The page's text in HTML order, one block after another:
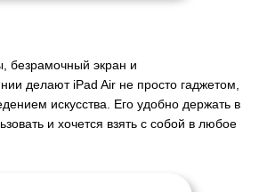
экран и
делают iPad Air не просто гаджетом,
искусства. Его удобно держать в
и хочется взять с собой в любое